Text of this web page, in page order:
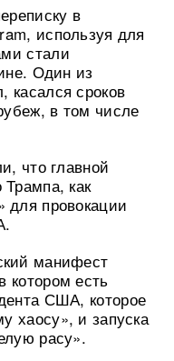
в
используя для
стали
Один из
касался сроков
в том числе
что главной
как
для провокации
манифест
котором есть
США, которое
хаосу», и запуска
расу».